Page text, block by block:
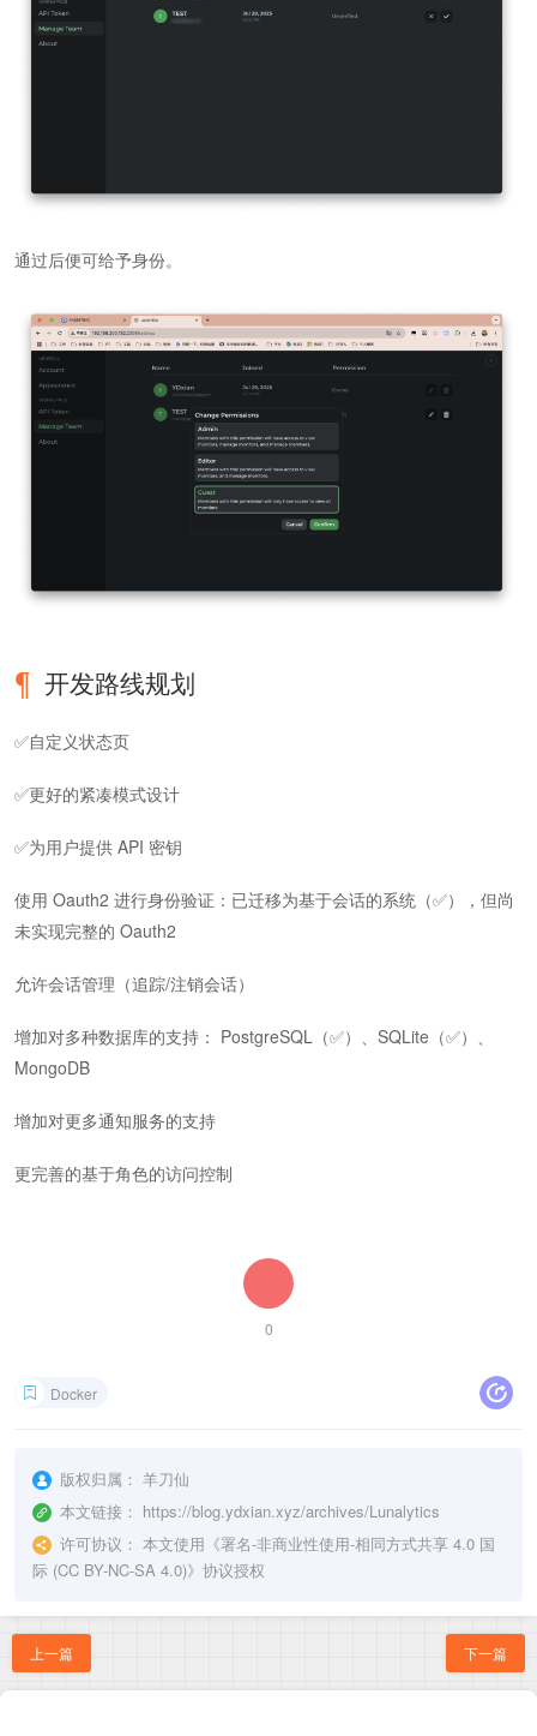
通过后便可给予身份。
开发路线规划
✅自定义状态页
✅更好的紧凑模式设计
✅为用户提供 API 密钥
使用 Oauth2 进行身份验证：已迁移为基于会话的系统（✅），但尚
未实现完整的 Oauth2
允许会话管理（追踪/注销会话）
增加对多种数据库的支持： PostgreSQL（✅）、SQLite（✅）、
MongoDB
增加对更多通知服务的支持
更完善的基于角色的访问控制
0
Docker
版权归属： 羊刀仙
本文链接： https://blog.ydxian.xyz/archives/Lunalytics
许可协议： 本文使用《署名-非商业性使用-相同方式共享 4.0 国
际 (CC BY-NC-SA 4.0)》协议授权
上一篇 下一篇